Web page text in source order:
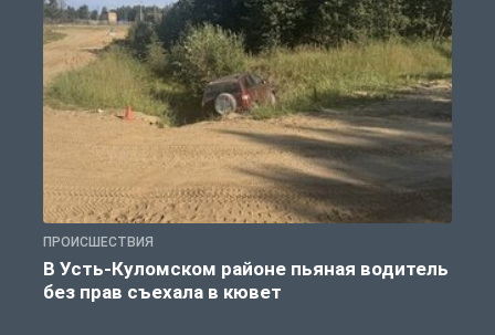
ПРОИСШЕСТВИЯ
В Усть-Куломском районе пьяная водитель
без прав съехала в кювет